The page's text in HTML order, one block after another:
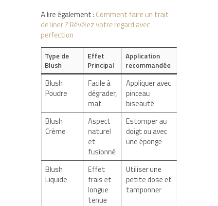
A lire également : Comment faire un trait
de liner ? Révélez votre regard avec
perfection
Type de
Blush
Effet
Principal
Application
recommandée
Blush
Poudre
Facile à
dégrader,
mat
Appliquer avec
pinceau
biseauté
Blush
Crème
Aspect
naturel
et
fusionné
Estomper au
doigt ou avec
une éponge
Blush
Liquide
Effet
frais et
longue
tenue
Utiliser une
petite dose et
tamponner